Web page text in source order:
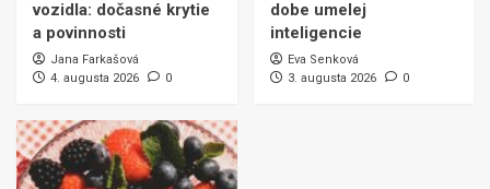
vozidla: dočasné krytie
a povinnosti
Jana Farkašová
4. augusta 2026
0
dobe umelej
inteligencie
Eva Senková
3. augusta 2026
0